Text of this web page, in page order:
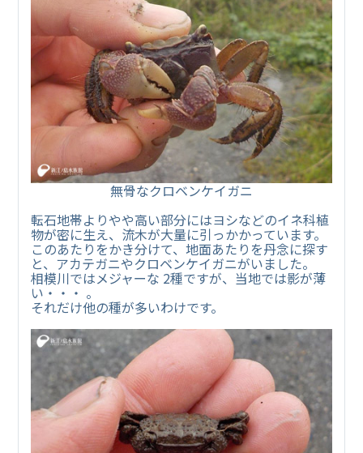
無骨なクロベンケイガニ
転石地帯よりやや高い部分にはヨシなどのイネ科植
物が密に生え、流木が大量に引っかかっています。
このあたりをかき分けて、地面あたりを丹念に探す
と、アカテガニやクロベンケイガニがいました。
相模川ではメジャーな 2種ですが、当地では影が薄
い・・・ 。
それだけ他の種が多いわけです。